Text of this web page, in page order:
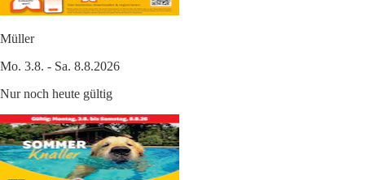
Müller
Mo. 3.8. - Sa. 8.8.2026
Nur noch heute gültig